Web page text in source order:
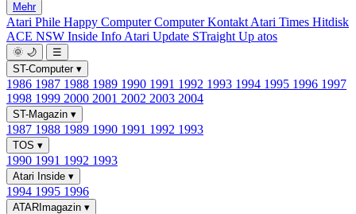
Mehr
Atari Phile Happy ComputerComputer Kontakt Atari Times Hitdisk
ACE NSW Inside Info Atari Update STraight Up atos
🌞 🌙
☰
ST-Computer ▾
1986 1987 1988 1989 1990 1991 1992 1993 1994 1995 1996 1997
1998 1999 2000 2001 2002 2003 2004
ST-Magazin ▾
1987 1988 1989 1990 1991 1992 1993
TOS ▾
1990 1991 1992 1993
Atari Inside ▾
1994 1995 1996
ATARImagazin ▾